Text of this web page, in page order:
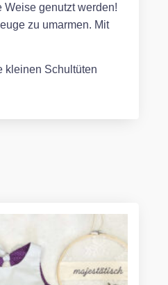
genutzt werden!
zu umarmen. Mit
kleinen Schultüten